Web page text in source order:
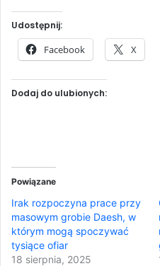
Udostępnij:
Facebook X
Dodaj do ulubionych:
Powiązane
Irak rozpoczyna prace przy
masowym grobie Daesh, w
którym mogą spoczywać
tysiące ofiar
18 sierpnia, 2025